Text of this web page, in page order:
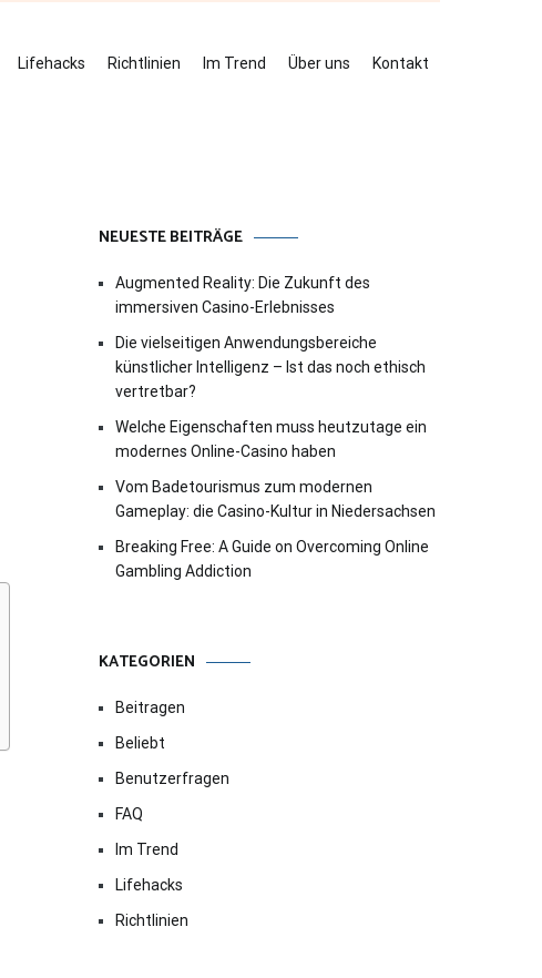
Lifehacks Richtlinien Im Trend Über uns Kontakt
NEUESTE BEITRÄGE
Augmented Reality: Die Zukunft des
immersiven Casino-Erlebnisses
Die vielseitigen Anwendungsbereiche
künstlicher Intelligenz – Ist das noch ethisch
vertretbar?
Welche Eigenschaften muss heutzutage ein
modernes Online-Casino haben
Vom Badetourismus zum modernen
Gameplay: die Casino-Kultur in Niedersachsen
Breaking Free: A Guide on Overcoming Online
Gambling Addiction
KATEGORIEN
Beitragen
Beliebt
Benutzerfragen
FAQ
Im Trend
Lifehacks
Richtlinien